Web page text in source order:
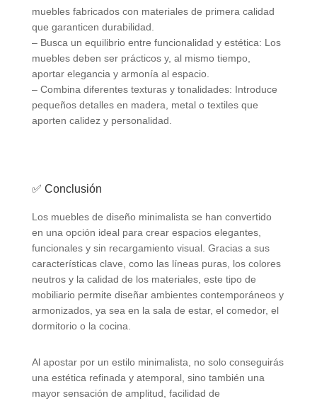
muebles fabricados con materiales de primera calidad
que garanticen durabilidad.
– Busca un equilibrio entre funcionalidad y estética: Los
muebles deben ser prácticos y, al mismo tiempo,
aportar elegancia y armonía al espacio.
– Combina diferentes texturas y tonalidades: Introduce
pequeños detalles en madera, metal o textiles que
aporten calidez y personalidad.
✅ Conclusión
Los muebles de diseño minimalista se han convertido
en una opción ideal para crear espacios elegantes,
funcionales y sin recargamiento visual. Gracias a sus
características clave, como las líneas puras, los colores
neutros y la calidad de los materiales, este tipo de
mobiliario permite diseñar ambientes contemporáneos y
armonizados, ya sea en la sala de estar, el comedor, el
dormitorio o la cocina.
Al apostar por un estilo minimalista, no solo conseguirás
una estética refinada y atemporal, sino también una
mayor sensación de amplitud, facilidad de